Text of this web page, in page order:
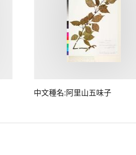
中文種名:阿里山五味子